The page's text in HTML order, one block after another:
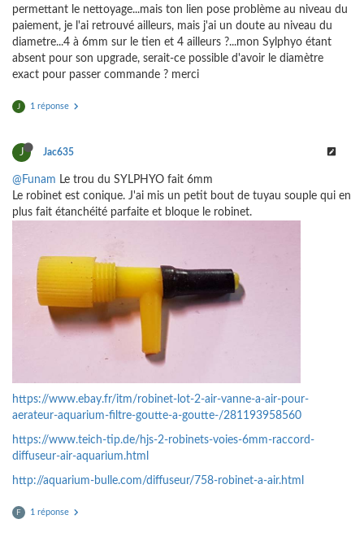
permettant le nettoyage...mais ton lien pose problème au niveau du
paiement, je l'ai retrouvé ailleurs, mais j'ai un doute au niveau du
diametre...4 à 6mm sur le tien et 4 ailleurs ?...mon Sylphyo étant
absent pour son upgrade, serait-ce possible d'avoir le diamètre
exact pour passer commande ? merci
J 1 réponse
J Jac635
@Funam Le trou du SYLPHYO fait 6mm
Le robinet est conique. J'ai mis un petit bout de tuyau souple qui en
plus fait étanchéité parfaite et bloque le robinet.
https://www.ebay.fr/itm/robinet-lot-2-air-vanne-a-air-pour-
aerateur-aquarium-filtre-goutte-a-goutte-/281193958560
https://www.teich-tip.de/hjs-2-robinets-voies-6mm-raccord-
diffuseur-air-aquarium.html
http://aquarium-bulle.com/diffuseur/758-robinet-a-air.html
F 1 réponse